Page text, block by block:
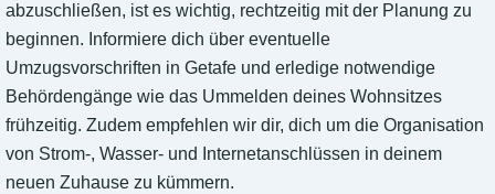
abzuschließen, ist es wichtig, rechtzeitig mit der Planung zu
beginnen. Informiere dich über eventuelle
Umzugsvorschriften in Getafe und erledige notwendige
Behördengänge wie das Ummelden deines Wohnsitzes
frühzeitig. Zudem empfehlen wir dir, dich um die Organisation
von Strom-, Wasser- und Internetanschlüssen in deinem
neuen Zuhause zu kümmern.